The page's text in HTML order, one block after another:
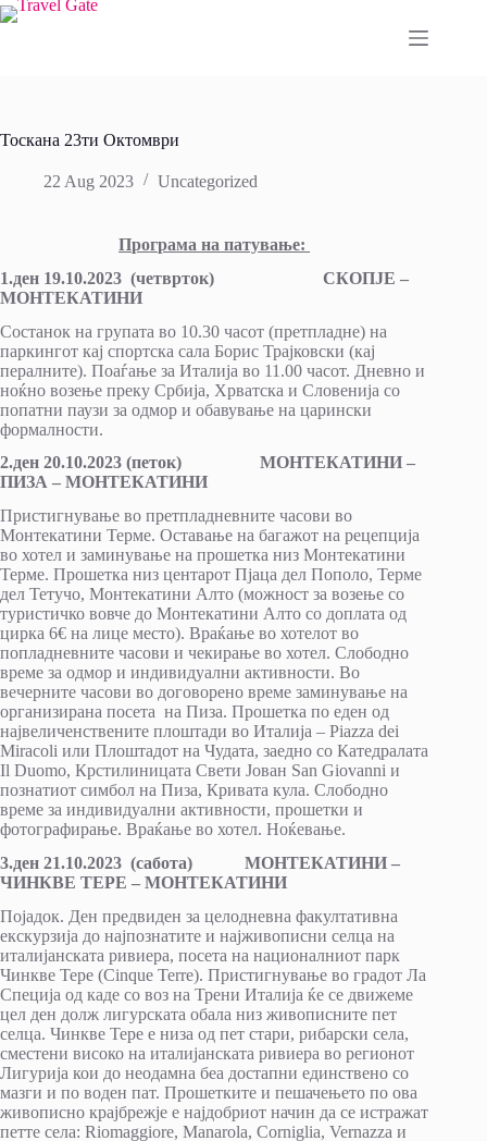
Skip
to
Тоскана 23ти Октомври
22 Aug 2023 Uncategorized
Програма на патување:
1.ден 19.10.2023 (четврток) СКОПЈЕ –
МОНТЕКАТИНИ
Состанок на групата во 10.30 часот (претпладне) на
паркингот кај спортска сала Борис Трајковски (кај
пералните). Поаѓање за Италија во 11.00 часот. Дневно и
ноќно возење преку Србија, Хрватска и Словенија со
попатни паузи за одмор и обавување на царински
формалности.
2.ден 20.10.2023 (петок) МОНТЕКАТИНИ –
ПИЗА – МОНТЕКАТИНИ
Пристигнување во претпладневните часови во
Монтекатини Терме. Оставање на багажот на рецепција
во хотел и заминување на прошетка низ Монтекатини
Терме. Прошетка низ центарот Пјаца дел Пополо, Терме
дел Тетучо, Монтекатини Алто (можност за возење со
туристичко вовче до Монтекатини Алто со доплата од
цирка 6€ на лице место). Враќање во хотелот во
попладневните часови и чекирање во хотел. Слободно
време за одмор и индивидуални активности. Во
вечерните часови во договорено време заминување на
организирана посета на Пиза. Прошетка по еден од
највеличенствените плоштади во Италија – Piazza dei
Miracoli или Плоштадот на Чудата, заедно со Катедралата
Il Duomo, Крстилиницата Свети Јован San Giovanni и
познатиот симбол на Пиза, Кривата кула. Слободно
време за индивидуални активности, прошетки и
фотографирање. Враќање во хотел. Ноќевање.
3.ден 21.10.2023 (сабота) МОНТЕКАТИНИ –
ЧИНКВЕ ТЕРЕ – МОНТЕКАТИНИ
Појадок. Ден предвиден за целодневна факултативна
екскурзија до најпознатите и најживописни селца на
италијанската ривиера, посета на националниот парк
Чинкве Тере (Cinque Terre). Пристигнување во градот Ла
Специја од каде со воз на Трени Италија ќе се движеме
цел ден долж лигурската обала низ живописните пет
селца. Чинкве Тере e низа од пет стари, рибарски села,
сместени високо на италијанската ривиера во регионот
Лигурија кои до неодамна беа достапни единствено со
мазги и по воден пат. Прошетките и пешачењето по ова
живописно крајбрежје е најдобриот начин да се истражат
петте села: Riomaggiore, Manarola, Corniglia, Vernazza и